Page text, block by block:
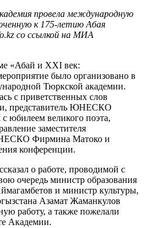
провела международную
к 175-летию Абая
со ссылкой на МИА
«Абай и ХХІ век:
было организовано в
Тюркской академии.
с приветственных слов
представитель ЮНЕСКО
юбилеем великого поэта,
заместителя
Фирмина Матоко и
конференции.
о работе, проводимой с
очередь министр образования
и министр культуры,
Азамат Жаманкулов
работу, а также пожелали
Академии.